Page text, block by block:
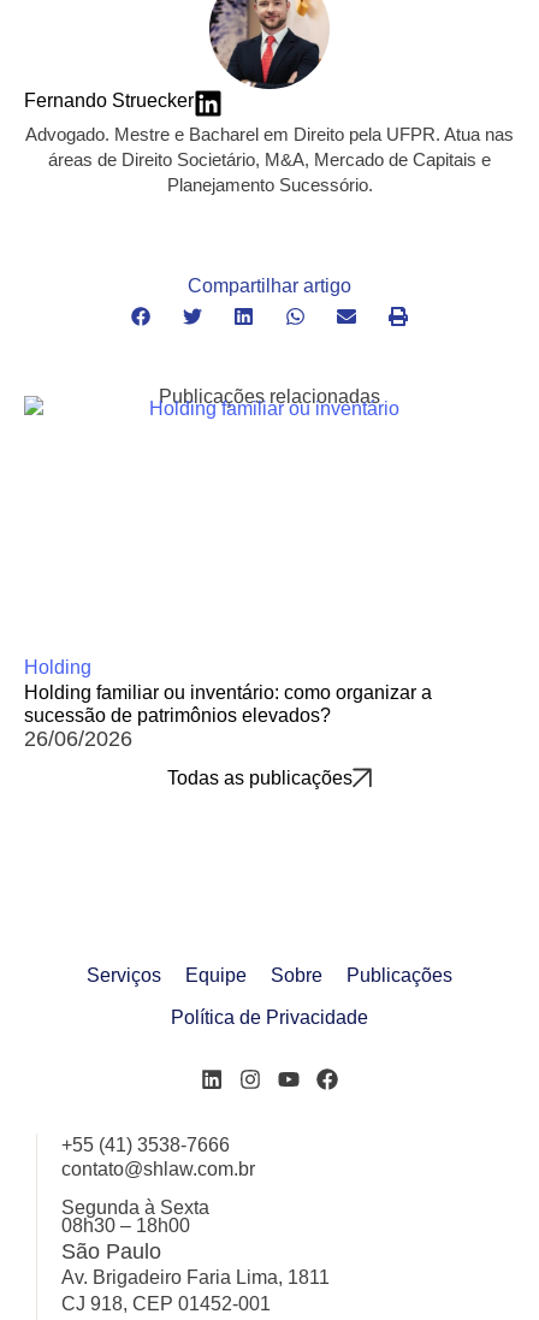
Fernando Struecker
Advogado. Mestre e Bacharel em Direito pela UFPR. Atua nas
áreas de Direito Societário, M&A, Mercado de Capitais e
Planejamento Sucessório.
Compartilhar artigo
Publicações relacionadas
Holding
Holding familiar ou inventário: como organizar a
sucessão de patrimônios elevados?
26/06/2026
Todas as publicações
Serviços Equipe Sobre Publicações
Política de Privacidade
+55 (41) 3538-7666
contato@shlaw.com.br
Segunda à Sexta
08h30 – 18h00
São Paulo
Av. Brigadeiro Faria Lima, 1811
CJ 918, CEP 01452-001